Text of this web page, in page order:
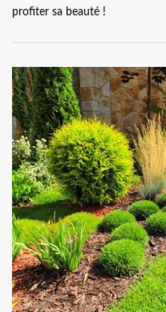
profiter sa beauté !